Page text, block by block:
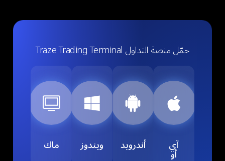
حمّل منصة التداول Traze Trading Terminal
آي
أو أندرويد ويندوز ماك